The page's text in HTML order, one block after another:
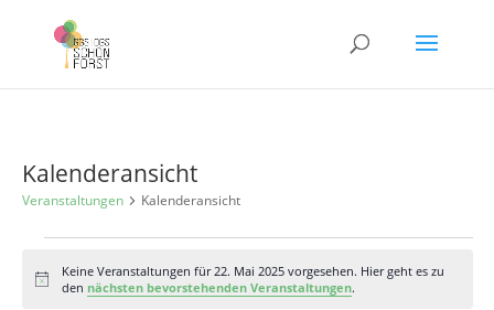
Kalenderansicht
Veranstaltungen Kalenderansicht
für
Hinweis
Keine Veranstaltungen für 22. Mai 2025 vorgesehen. Hier geht es zu
den nächsten bevorstehenden Veranstaltungen.